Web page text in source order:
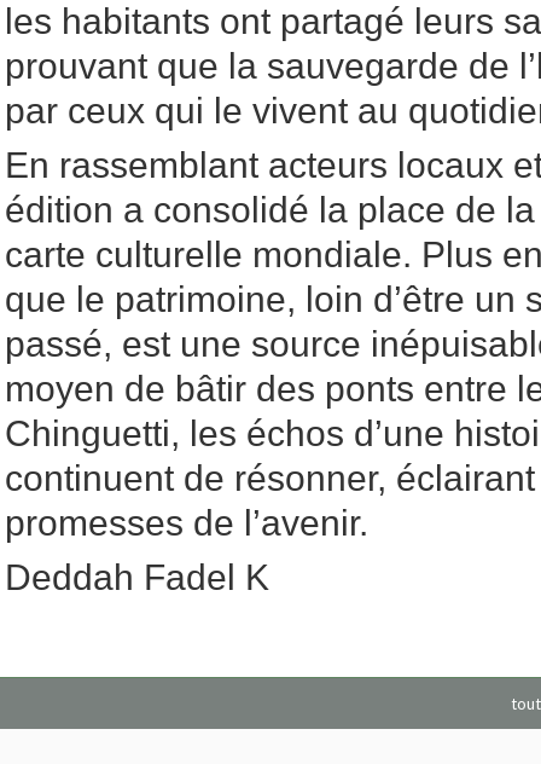
les habitants ont partagé leurs
prouvant que la sauvegarde de
par ceux qui le vivent au
En rassemblant acteurs locaux
édition a consolidé la place de
carte culturelle mondiale. Plus
que le patrimoine, loin d’être un
passé, est une source
moyen de bâtir des ponts entre
Chinguetti, les échos d’une
continuent de résonner,
promesses de l’avenir.
Deddah Fadel K